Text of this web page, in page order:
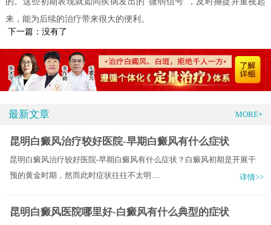
来，能为后续的治疗带来很大的便利。
下一篇：没有了
最新文章 MORE+
昆明白癜风治疗较好医院-早期白癜风有什么症状
昆明白癜风治疗较好医院-早期白癜风有什么症状？白癜风初期是开展干
预的黄金时期，然而此时症状往往不太明.....
详情>>
昆明白癜风医院哪里好-白癜风有什么典型的症状